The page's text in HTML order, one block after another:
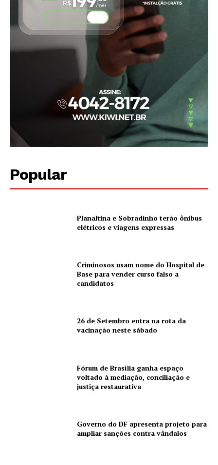
News Week
Magazine PRO
Company
Popular
Planaltina e Sobradinho terão ônibus
elétricos e viagens expressas
Criminosos usam nome do Hospital de
Base para vender curso falso a
candidatos
26 de Setembro entra na rota da
vacinação neste sábado
Fórum de Brasília ganha espaço
voltado à mediação, conciliação e
justiça restaurativa
Governo do DF apresenta projeto para
ampliar sanções contra vândalos